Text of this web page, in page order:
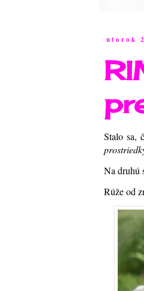
utorok
Stalo sa,
Na druhú
Rúže od